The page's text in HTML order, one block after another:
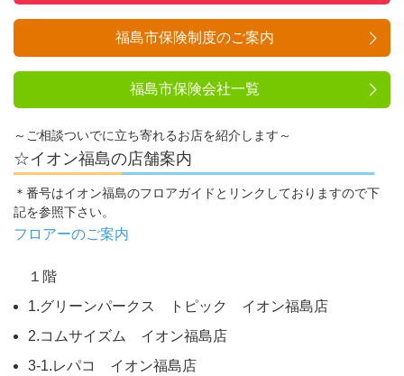
福島市保険制度のご案内
福島市保険会社一覧
～ご相談ついでに立ち寄れるお店を紹介します～
☆イオン福島の店舗案内
＊番号はイオン福島のフロアガイドとリンクしておりますので下
記を参照下さい。
フロアーのご案内
１階
1.グリーンパークス トピック イオン福島店
2.コムサイズム イオン福島店
3-1.レパコ イオン福島店